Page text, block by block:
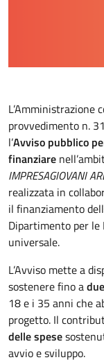
Descrizione
L’Amministrazione
provvedimento n.
l’Avviso pubblico
finanziare
IMPRESAGIOVANI
realizzata in
il finanziamento
Dipartimento per
universale.
L’Avviso mette a
sostenere fino a
18 e i 35 anni che
progetto. Il
delle spese
avvio e sviluppo.